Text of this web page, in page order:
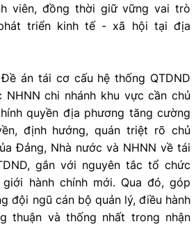
viên, đồng thời giữ vững vai trò
triển kinh tế - xã hội tại địa
án tái cơ cấu hệ thống QTDND
chi nhánh khu vực cần chủ
quyền địa phương tăng cường
định hướng, quán triệt rõ chủ
Đảng, Nhà nước và NHNN về tái
gắn với nguyên tắc tổ chức
hành chính mới. Qua đó, góp
đội ngũ cán bộ quản lý, điều hành
thuận và thống nhất trong nhận